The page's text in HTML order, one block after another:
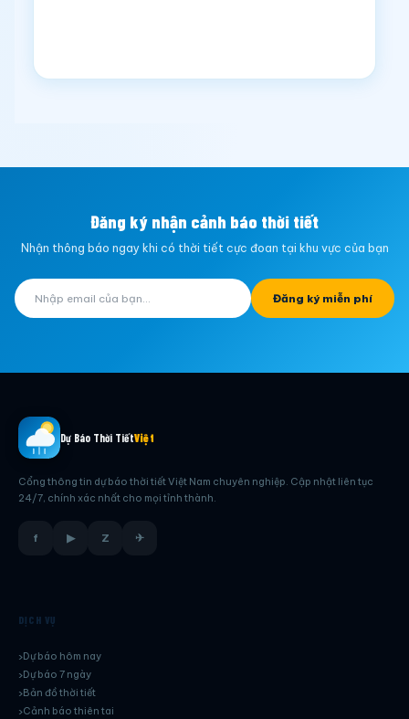
Đăng ký nhận cảnh báo thời tiết
Nhận thông báo ngay khi có thời tiết cực đoan tại khu vực của bạn
Đăng ký miễn phí
Dự Báo Thời TiếtViệt
Cổng thông tin dự báo thời tiết Việt Nam chuyên nghiệp. Cập nhật liên tục
24/7, chính xác nhất cho mọi tỉnh thành.
f ▶ Z ✈
DỊCH VỤ
Dự báo hôm nay
Dự báo 7 ngày
Bản đồ thời tiết
Cảnh báo thiên tai